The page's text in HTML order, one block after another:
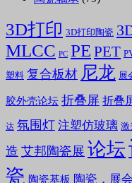
3D打印 3D打印陶瓷
MLCC PC PE PET
塑料 复合板材 尼龙 展
胶外壳论坛 折叠屏 折叠
达 氛围灯 注塑仿玻璃 激
造 艾邦陶瓷展 论坛
瓷 陶瓷基板 陶瓷，展会